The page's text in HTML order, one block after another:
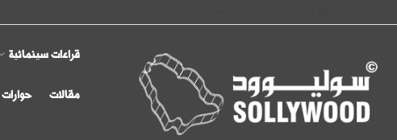
قراءات سينمائية
مقالات حوارات